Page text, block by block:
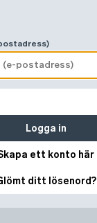
ett konto här
ditt lösenord?
Logga in